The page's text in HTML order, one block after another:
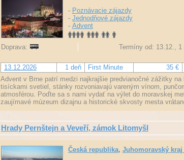
- Poznávacie zájazdy
- Jednodňové zájazdy
- Advent
Doprava:
Termíny od: 13.12., 1
13.12.2026 1 deň First Minute 35 €
Advent v Brne patrí medzi najkrajšie predvianočné zážitky
tisíckami svetiel, stánky rozvoniavajú vareným vínom,
atmosférou. Poďte sa s nami vydať na výlet do moravskej
zaujímavé múzeum dizajnu a historické skvosty mesta
Hrady Pernštejn a Veveří, zámok Litomyšl
Česká republika, Juhomoravský kraj